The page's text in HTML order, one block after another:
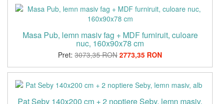
Masa Pub, lemn masiv fag + MDF furniruit, culoare
nuc, 160x90x78 cm
Pret: 3073,35 RON 2773,35 RON
Pat Seby 140x200 cm + 2 noptiere Seby, lemn masiv,